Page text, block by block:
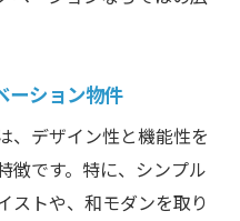
ーション物件
、デザイン性と機能性を
徴です。特に、シンプル
ストや、和モダンを取り